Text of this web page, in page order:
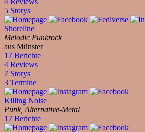
4 Reviews
5 Storys
Shoreline
Melodic Punkrock
aus Münster
17 Berichte
4 Reviews
7 Storys
3 Termine
Killing Noise
Punk, Alternative-Metal
17 Berichte